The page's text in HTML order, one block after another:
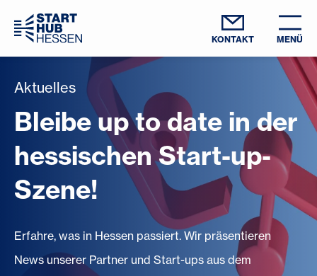
KONTAKT MENÜ
Aktuelles
Bleibe up to date in der
hessischen Start-up-
Szene!
Erfahre, was in Hessen passiert. Wir präsentieren
News unserer Partner und Start-ups aus dem